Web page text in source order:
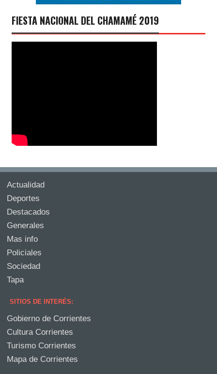
FIESTA NACIONAL DEL CHAMAMÉ 2019
Actualidad
Deportes
Destacados
Generales
Mas info
Policiales
Sociedad
Tapa
SITIOS DE INTERÉS:
Gobierno de Corrientes
Cultura Corrientes
Turismo Corrientes
Mapa de Corrientes